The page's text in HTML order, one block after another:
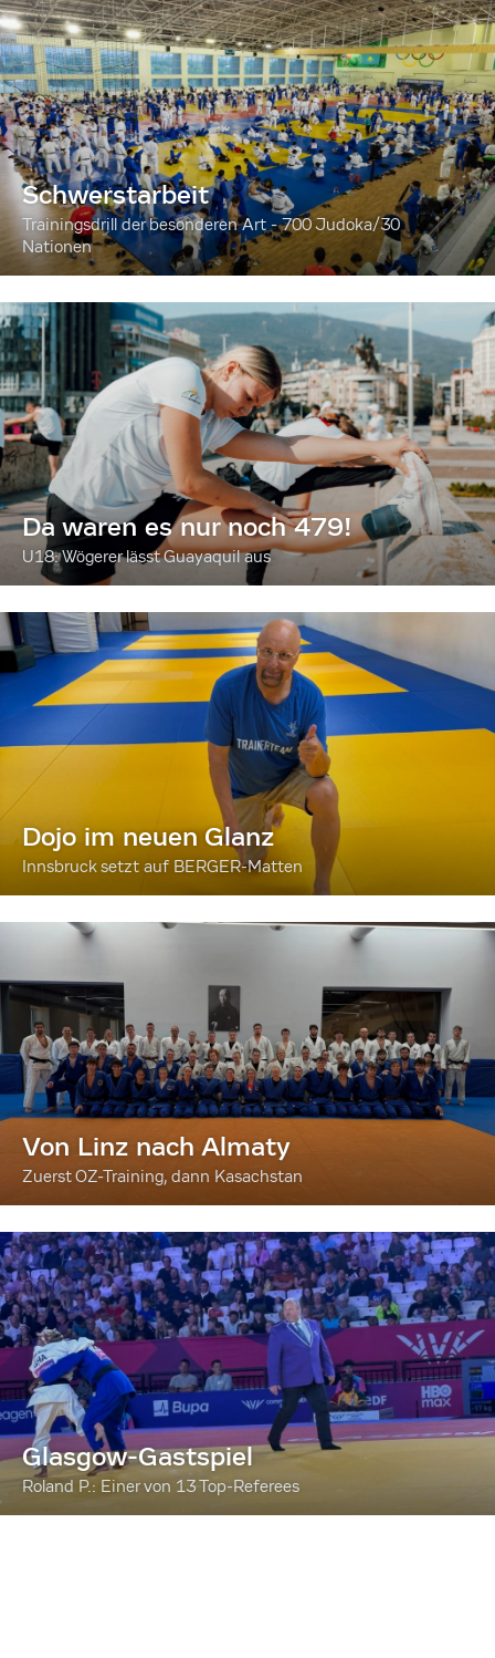
Schwerstarbeit
Trainingsdrill der besonderen Art - 700 Judoka/30
Nationen
Da waren es nur noch 479!
U18: Wögerer lässt Guayaquil aus
Dojo im neuen Glanz
Innsbruck setzt auf BERGER-Matten
Von Linz nach Almaty
Zuerst OZ-Training, dann Kasachstan
Glasgow-Gastspiel
Roland P.: Einer von 13 Top-Referees